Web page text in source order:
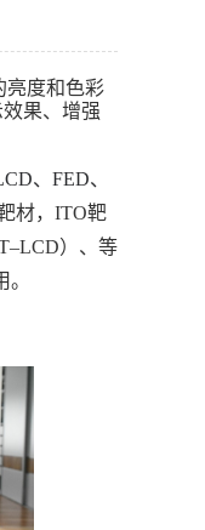
亮度和色彩
果、增强
、FED、
材，ITO靶
）、等